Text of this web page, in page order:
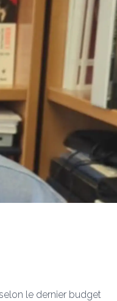
le dernier budget